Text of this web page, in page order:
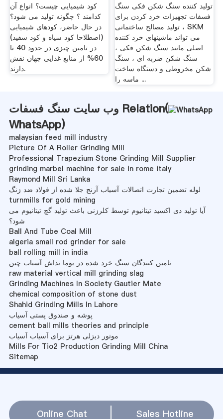
کود شیمیایی چیست؟ انواع آن
کدامند ؟ چگونه تولید می شود؟
در حال حاضر، کودهای شیمیایی
(اصطلاحا کود سیاه و کود سفید)
در تامین چیزی در حدود 40 تا
60% از منابع غذایی جهان نقش
دارند.
تولید کننده سنگ شکن فکی سنگ
فسفات تجهیزات خرد کردن برای
تولید مصالح ساختمانی ، SKM
می تواند ماشینهای خرد کننده
اصلی مانند سنگ شکن فکی ،
سنگ شکن ضربه ای ، سنگ
شکن مخروطی و دستگاه ساخت
ماسه را ...
وب سایت سنگ فسفات Relation(
WhatsApp)
malaysian feed mill industry
Picture Of A Roller Grinding Mill
Professional Trapezium Stone Grinding Mill Supplier
grinding marbel machine for sale in rome italy
Raymond Mill Sri Lanka
لوله تضمین تجارت اتصالات آسیاب آرنج جلا شده از فولاد ضد زنگ
turnmills for gold mining
آیا تولید دی اکسید تیتانیوم توسط کلرزنی باعث تولید گچ تیتانیوم می
شود؟
Ball And Tube Coal Mill
algeria small rod grinder for sale
ball rolling mill in india
تامین کنندگان سنگ خرد شده در یوما نداش آسیاب چین
raw material vertical mill grinding slag
Grinding Machines In Society Gautier Mate
chemical composition of stone dust
Shahid Grinding Mills In Lahore
پوشه و صندوق پستی آسیاب
cement ball mills theories and principle
موتور دیزلی هرتز برای آسیاب آسیاب
Mills For Tio2 Production Grinding Mill China
Sitemap
Online Chat Sales Hotline